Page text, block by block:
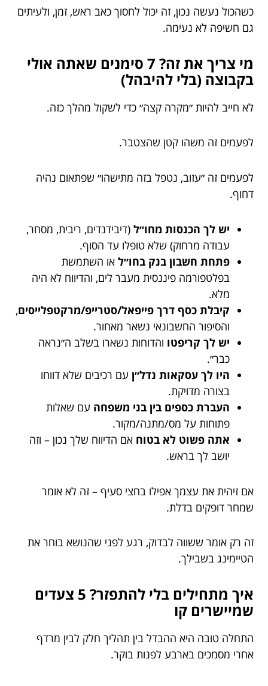
כשהכול נעשה נכון, זה יכול לחסוך כאב ראש, זמן, ולעיתים
גם חשיפה לא נעימה.
מי צריך את זה? 7 סימנים שאתה אולי
בקבוצה (בלי להיבהל)
לא חייב להיות ״מקרה קצה״ כדי לשקול מהלך כזה.
לפעמים זה משהו קטן שהצטבר.
לפעמים זה ״עזוב, נטפל בזה מתישהו״ שפתאום נהיה
דחוף.
יש לך הכנסות מחו״ל (דיבידנדים, ריבית, מסחר,
עבודה מרחוק) שלא טופלו עד הסוף.
פתחת חשבון בנק בחו״ל או השתמשת
בפלטפורמה פיננסית מעבר לים, והדיווח לא היה
מלא.
קיבלת כסף דרך פייפאל/סטרייפ/מרקטפלייסים,
והסיפור החשבונאי נשאר מאחור.
יש לך קריפטו והדוחות נשארו בשלב ה״נראה
כבר״.
היו לך עסקאות נדל״ן עם רכיבים שלא דווחו
בצורה מדויקת.
העברת כספים בין בני משפחה עם שאלות
פתוחות על מס/מתנה/מקור.
אתה פשוט לא בטוח אם הדיווח שלך נכון – וזה
יושב לך בראש.
אם זיהית את עצמך אפילו בחצי סעיף – זה לא אומר
שמחר דופקים בדלת.
זה רק אומר ששווה לבדוק, רגע לפני שהנושא בוחר את
הטיימינג בשבילך.
איך מתחילים בלי להתפזר? 5 צעדים
שמיישרים קו
התחלה טובה היא ההבדל בין תהליך חלק לבין מרדף
אחרי מסמכים בארבע לפנות בוקר.